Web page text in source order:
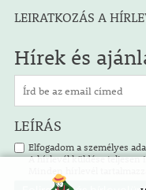
LEIRATKOZÁS A
Hírek és
LEÍRÁS
Elfogadom a személyes
A hírlevél küldése teljesen
Minden hírlevél